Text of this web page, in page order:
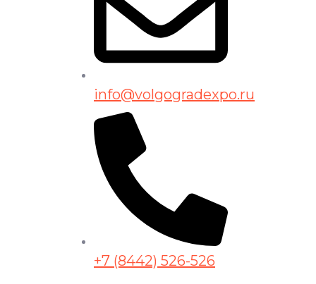
info@volgogradexpo.ru
+7 (8442) 526-526